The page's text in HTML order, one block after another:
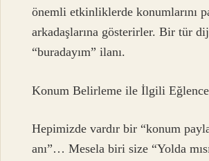
önemli etkinliklerde konumlarını
arkadaşlarına gösterirler. Bir tür
“buradayım” ilanı.
Konum Belirleme ile İlgili
Hepimizde vardır bir “konum
anı”… Mesela biri size “Yolda